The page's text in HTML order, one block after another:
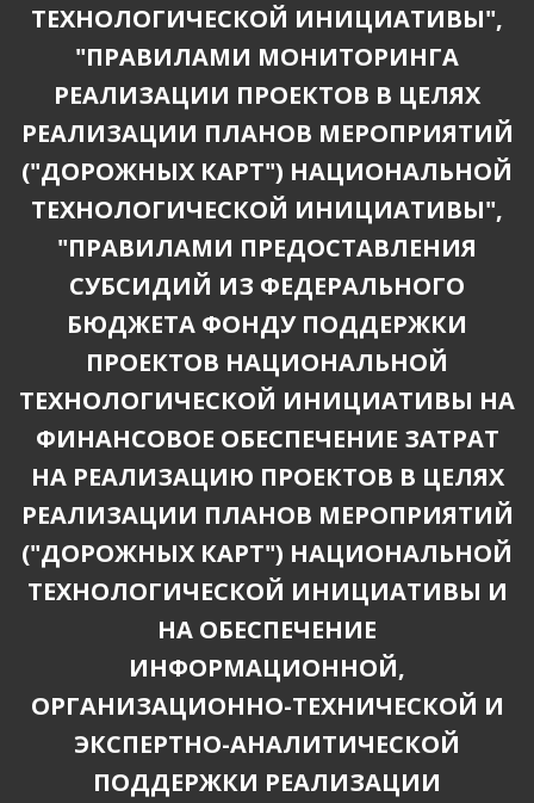
ТЕХНОЛОГИЧЕСКОЙ ИНИЦИАТИВЫ",
"ПРАВИЛАМИ МОНИТОРИНГА
РЕАЛИЗАЦИИ ПРОЕКТОВ В ЦЕЛЯХ
РЕАЛИЗАЦИИ ПЛАНОВ МЕРОПРИЯТИЙ
("ДОРОЖНЫХ КАРТ") НАЦИОНАЛЬНОЙ
ТЕХНОЛОГИЧЕСКОЙ ИНИЦИАТИВЫ",
"ПРАВИЛАМИ ПРЕДОСТАВЛЕНИЯ
СУБСИДИЙ ИЗ ФЕДЕРАЛЬНОГО
БЮДЖЕТА ФОНДУ ПОДДЕРЖКИ
ПРОЕКТОВ НАЦИОНАЛЬНОЙ
ТЕХНОЛОГИЧЕСКОЙ ИНИЦИАТИВЫ НА
ФИНАНСОВОЕ ОБЕСПЕЧЕНИЕ ЗАТРАТ
НА РЕАЛИЗАЦИЮ ПРОЕКТОВ В ЦЕЛЯХ
РЕАЛИЗАЦИИ ПЛАНОВ МЕРОПРИЯТИЙ
("ДОРОЖНЫХ КАРТ") НАЦИОНАЛЬНОЙ
ТЕХНОЛОГИЧЕСКОЙ ИНИЦИАТИВЫ И
НА ОБЕСПЕЧЕНИЕ
ИНФОРМАЦИОННОЙ,
ОРГАНИЗАЦИОННО-ТЕХНИЧЕСКОЙ И
ЭКСПЕРТНО-АНАЛИТИЧЕСКОЙ
ПОДДЕРЖКИ РЕАЛИЗАЦИИ